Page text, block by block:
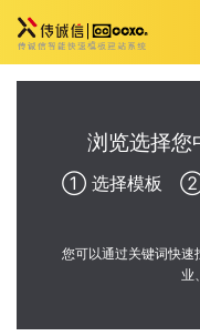
浏览选择您
① 选择模板 ②
您可以通过关键词快速
业